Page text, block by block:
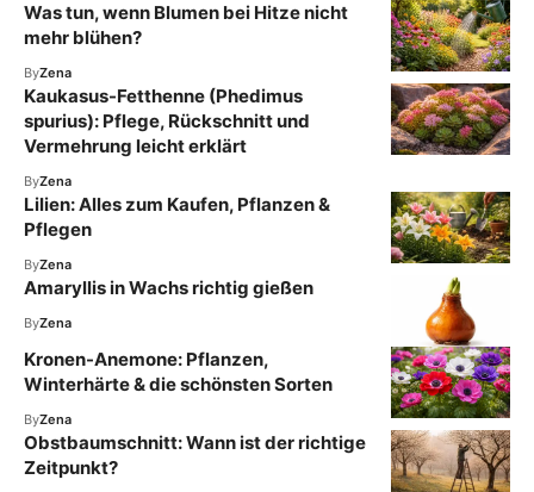
Was tun, wenn Blumen bei Hitze nicht
mehr blühen?
ByZena
Kaukasus-Fetthenne (Phedimus
spurius): Pflege, Rückschnitt und
Vermehrung leicht erklärt
ByZena
Lilien: Alles zum Kaufen, Pflanzen &
Pflegen
ByZena
Amaryllis in Wachs richtig gießen
ByZena
Kronen-Anemone: Pflanzen,
Winterhärte & die schönsten Sorten
ByZena
Obstbaumschnitt: Wann ist der richtige
Zeitpunkt?